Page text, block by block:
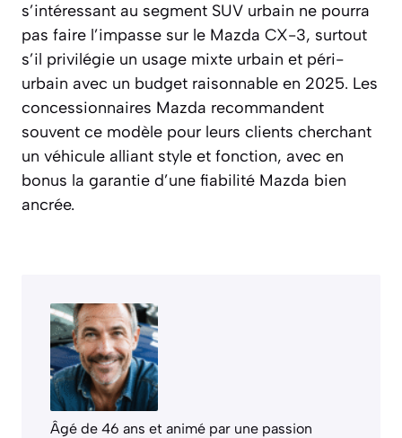
s’intéressant au segment SUV urbain ne pourra
pas faire l’impasse sur le Mazda CX-3, surtout
s’il privilégie un usage mixte urbain et péri-
urbain avec un budget raisonnable en 2025. Les
concessionnaires Mazda recommandent
souvent ce modèle pour leurs clients cherchant
un véhicule alliant style et fonction, avec en
bonus la garantie d’une fiabilité Mazda bien
ancrée.
Âgé de 46 ans et animé par une passion